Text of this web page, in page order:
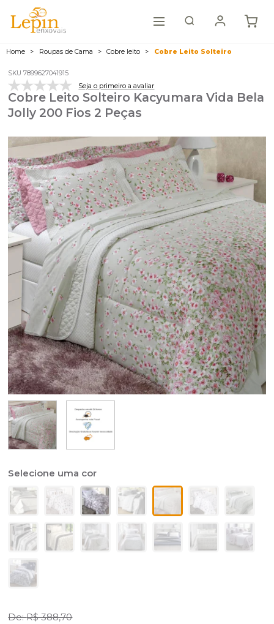
Home Roupas de Cama Cobre leito Cobre Leito Solteiro
SKU 7899627041915
Seja o primeiro a avaliar
Cobre Leito Solteiro Kacyumara Vida Bela
Jolly 200 Fios 2 Peças
R$ 388,70